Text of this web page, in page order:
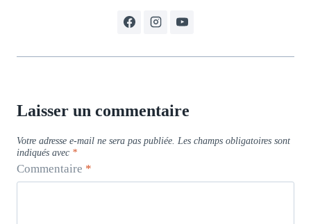
Laisser un commentaire
Votre adresse e-mail ne sera pas publiée. Les champs obligatoires sont
indiqués avec *
Commentaire *